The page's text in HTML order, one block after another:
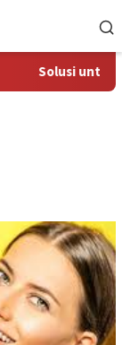
Solusi untuk